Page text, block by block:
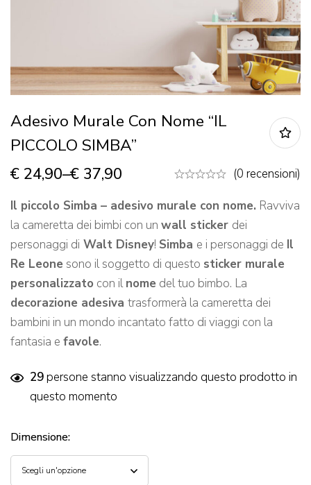
Adesivo Murale Con Nome “IL
PICCOLO SIMBA”
€ 24,90–€ 37,90
(0 recensioni)
Il piccolo Simba – adesivo murale con nome. Ravviva
la cameretta dei bimbi con un wall sticker dei
personaggi di Walt Disney! Simba e i personaggi de Il
Re Leone sono il soggetto di questo sticker murale
personalizzato con ilnome del tuo bimbo. La
decorazione adesiva trasformerà la cameretta dei
bambini in un mondo incantato fatto di viaggi con la
fantasia e favole.
29persone stanno visualizzando questo prodotto in
questo momento
Dimensione: